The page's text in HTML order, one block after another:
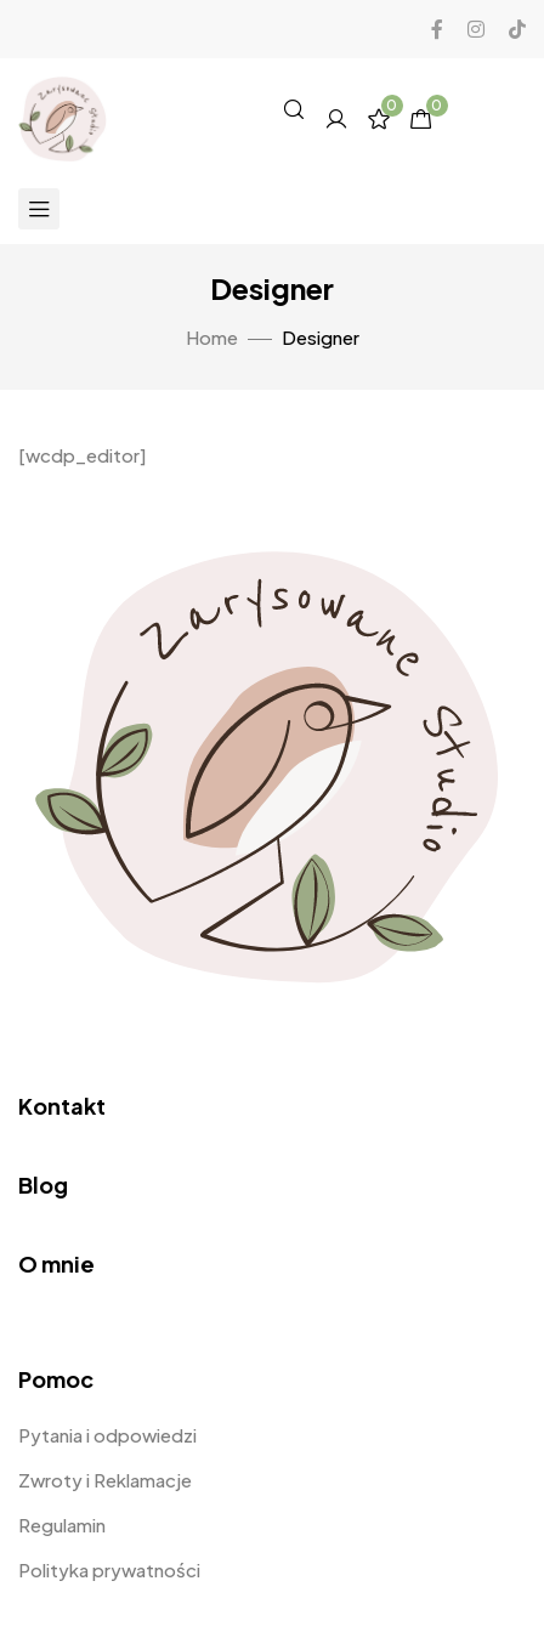
0 0
Designer
Home Designer
[wcdp_editor]
Kontakt
Blog
O mnie
Pomoc
Pytania i odpowiedzi
Zwroty i Reklamacje
Regulamin
Polityka prywatności